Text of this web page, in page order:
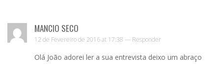
MANCIO SECO
12 de Fevereiro de 2016 at 17:38 — Responder
Olá João adorei ler a sua entrevista deixo um abraço